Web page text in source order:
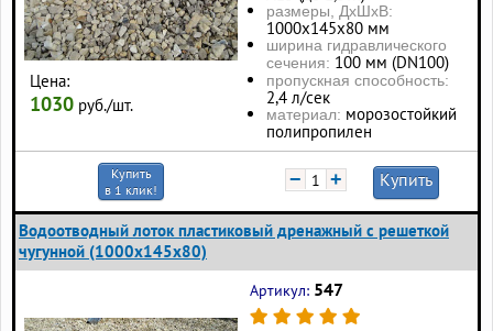
Цена:
1030 руб./шт.
размеры, ДхШхВ:
1000х145х80 мм
ширина гидравлического
сечения: 100 мм (DN100)
пропускная способность:
2,4 л/сек
материал: морозостойкий
полипропилен
Купить
в 1 клик!
− + Купить
Водоотводный лоток пластиковый дренажный с решеткой
чугунной (1000x145x80)
Артикул: 547